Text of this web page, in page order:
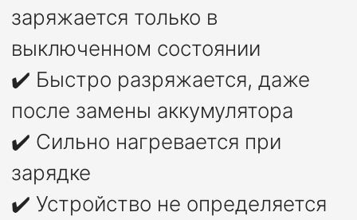
заряжается только в
выключенном состоянии
✔️ Быстро разряжается, даже
после замены аккумулятора
✔️ Сильно нагревается при
зарядке
✔️ Устройство не определяется